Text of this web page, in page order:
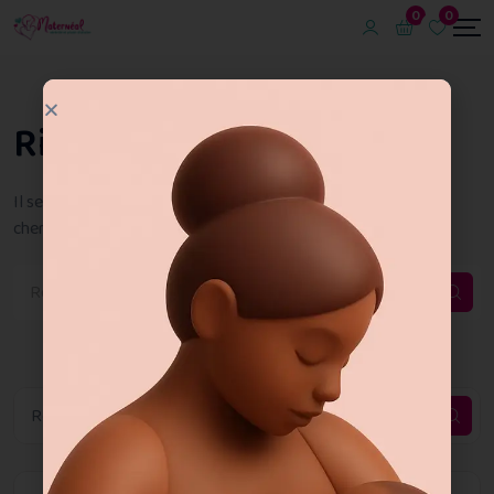
0 0
Rien N'A Été Trouvé
Il semble que nous ne pouvons pas trouver ce que vous
cherchez. Peut-être que la recherche peut vous aider.